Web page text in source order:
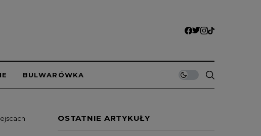
BULWARÓWKA
OSTATNIE ARTYKUŁY